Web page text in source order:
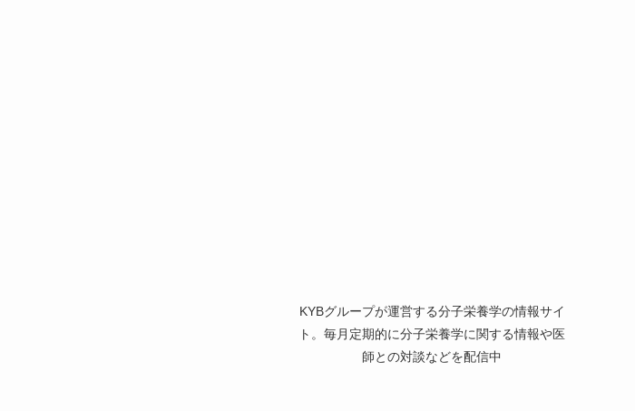
KYBグループが運営する分子栄養学の情報サイ
ト。毎月定期的に分子栄養学に関する情報や医
師との対談などを配信中